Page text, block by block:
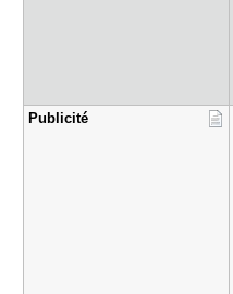
Publicité